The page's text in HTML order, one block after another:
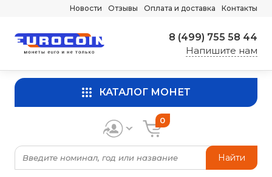
Новости Отзывы Оплата и доставка Контакты
8 (499) 755 58 44
Напишите нам
КАТАЛОГ МОНЕТ
Найти
0